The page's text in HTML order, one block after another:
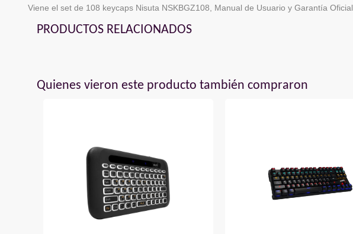
Viene el set de 108 keycaps Nisuta NSKBGZ108, Manual de Usuario y Garantía Oficial
PRODUCTOS RELACIONADOS
Quienes vieron este producto también compraron